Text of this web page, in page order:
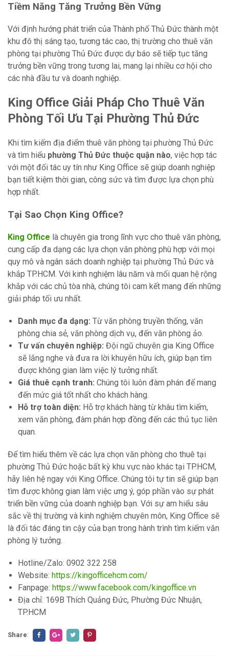
Tiềm Năng Tăng Trưởng Bền Vững
Với định hướng phát triển của Thành phố Thủ Đức thành một
khu đô thị sáng tạo, tương tác cao, thị trường cho thuê văn
phòng tại phường Thủ Đức được dự báo sẽ tiếp tục tăng
trưởng bền vững trong tương lai, mang lại nhiều cơ hội cho
các nhà đầu tư và doanh nghiệp.
King Office Giải Pháp Cho Thuê Văn
Phòng Tối Ưu Tại Phường Thủ Đức
Khi tìm kiếm địa điểm thuê văn phòng tại phường Thủ Đức
và tìm hiểu phường Thủ Đức thuộc quận nào, việc hợp tác
với một đối tác uy tín như King Office sẽ giúp doanh nghiệp
bạn tiết kiệm thời gian, công sức và tìm được lựa chọn phù
hợp nhất.
Tại Sao Chọn King Office?
King Office là chuyên gia trong lĩnh vực cho thuê văn phòng,
cung cấp đa dạng các lựa chọn văn phòng phù hợp với mọi
quy mô và ngân sách doanh nghiệp tại phường Thủ Đức và
khắp TP.HCM. Với kinh nghiệm lâu năm và mối quan hệ rộng
khắp với các chủ tòa nhà, chúng tôi cam kết mang đến những
giải pháp tối ưu nhất.
Danh mục đa dạng: Từ văn phòng truyền thống, văn
phòng chia sẻ, văn phòng dịch vụ, đến văn phòng ảo.
Tư vấn chuyên nghiệp: Đội ngũ chuyên gia King Office
sẽ lắng nghe và đưa ra lời khuyên hữu ích, giúp bạn tìm
được không gian làm việc lý tưởng nhất.
Giá thuê cạnh tranh: Chúng tôi luôn đàm phán để mang
đến mức giá tốt nhất cho khách hàng.
Hỗ trợ toàn diện: Hỗ trợ khách hàng từ khâu tìm kiếm,
xem văn phòng, đàm phán hợp đồng đến các thủ tục liên
quan.
Để tìm hiểu thêm về các lựa chọn văn phòng cho thuê tại
phường Thủ Đức hoặc bất kỳ khu vực nào khác tại TP.HCM,
hãy liên hệ ngay với King Office. Chúng tôi tự tin sẽ giúp bạn
tìm được không gian làm việc ưng ý, góp phần vào sự phát
triển bền vững của doanh nghiệp bạn. Với sự am hiểu sâu
sắc về thị trường và kinh nghiệm chuyên môn, King Office sẽ
là đối tác đáng tin cậy của bạn trong hành trình tìm kiếm văn
phòng lý tưởng.
Hotline/Zalo: 0902 322 258
Website: https://kingofficehcm.com/
Fanpage: https://www.facebook.com/kingoffice.vn
Địa chỉ: 169B Thích Quảng Đức, Phường Đức Nhuận,
TP.HCM
Share: